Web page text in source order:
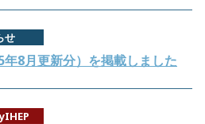
せ
8月更新分）を掲載しました